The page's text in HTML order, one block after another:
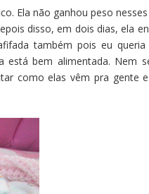
Ela não ganhou peso
disso, em dois dias, ela
também pois eu queria
está bem alimentada. Nem
como elas vêm pra gente